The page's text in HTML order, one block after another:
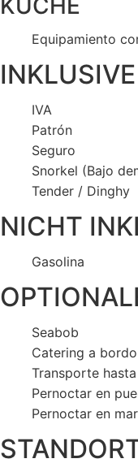
KÜCHE
Equipamiento
INKLUSIVE
IVA
Patrón
Seguro
Snorkel (Bajo
Tender / Dinghy
NICHT
Gasolina
Seabob
Catering a bordo
Transporte
Pernoctar en
Pernoctar en mar